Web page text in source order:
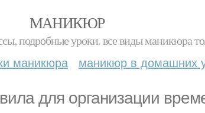
МАНИКЮР
подробные уроки. все виды маникюра
маникюра маникюр в домашних
для организации